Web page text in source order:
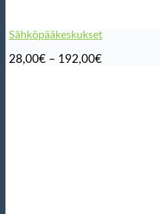
Sähköpääkeskukset
28,00€ – 192,00€Hintaluokka: